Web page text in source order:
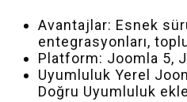
Avantajlar: Esnek
entegrasyonları,
Platform: Joomla 5,
Uyumluluk Yerel
Doğru Uyumluluk